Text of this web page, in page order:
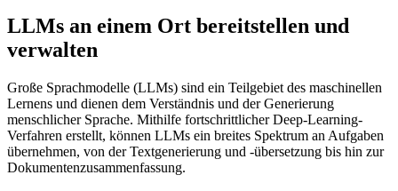
LLMs an einem Ort bereitstellen und
verwalten
Große Sprachmodelle (LLMs) sind ein Teilgebiet des maschinellen
Lernens und dienen dem Verständnis und der Generierung
menschlicher Sprache. Mithilfe fortschrittlicher Deep-Learning-
Verfahren erstellt, können LLMs ein breites Spektrum an Aufgaben
übernehmen, von der Textgenerierung und -übersetzung bis hin zur
Dokumentenzusammenfassung.